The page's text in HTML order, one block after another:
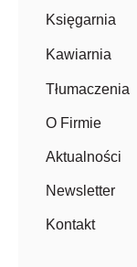
Księgarnia
Kawiarnia
Tłumaczenia
O Firmie
Aktualności
Newsletter
Kontakt